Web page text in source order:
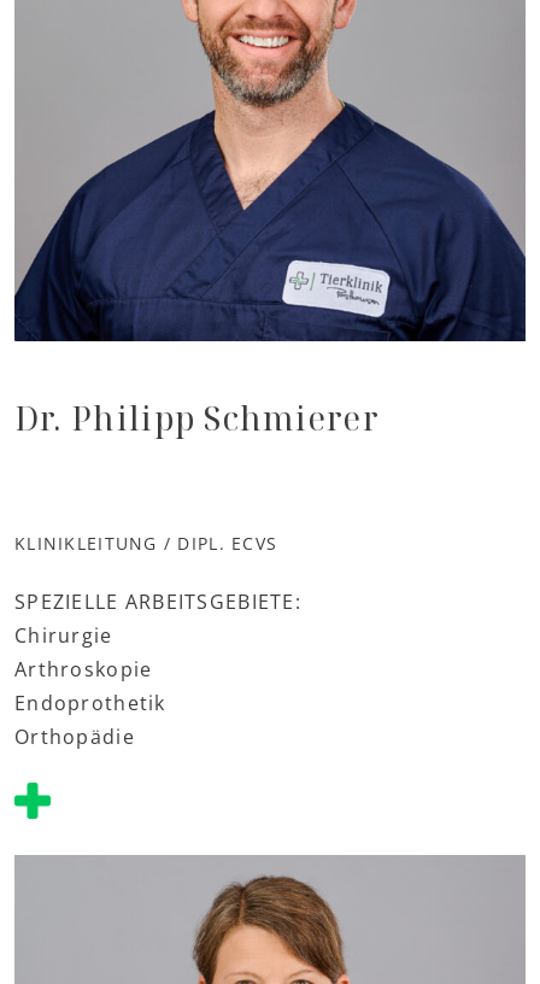
Dr. Philipp Schmierer
KLINIKLEITUNG / DIPL. ECVS
SPEZIELLE ARBEITSGEBIETE:
Chirurgie
Arthroskopie
Endoprothetik
Orthopädie